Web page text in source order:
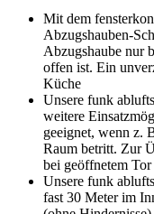
Mit dem
Abzugshauben-
Abzugshaube nur
offen ist. Ein
Küche
Unsere funk
weitere
geeignet, wenn z.
Raum betritt. Zur
bei geöffnetem
Unsere funk
fast 30 Meter im